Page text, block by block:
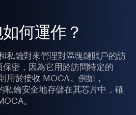
何運作？
私鑰對來管理對區塊鏈賬戶的訪
密，因為它用於訪問特定的
用於接收 MOCA。例如，
鑰安全地存儲在其芯片中，確
。